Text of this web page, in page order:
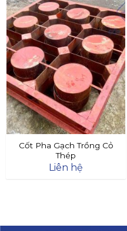
Cốt Pha Gạch Trồng Cỏ
Thép
Liên hệ